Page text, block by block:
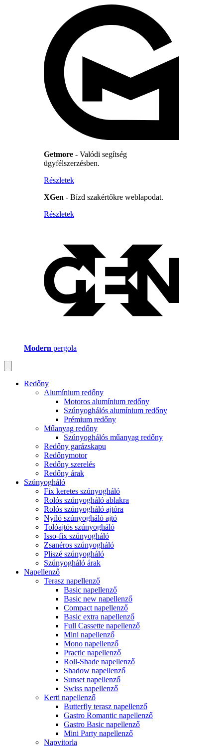
Getmore - Valódi segítség
ügyfélszerzésben.
Részletek
XGen - Bízd szakértőkre weblapodat.
Részletek
Modern pergola
Redőny
Alumínium redőny
Motoros alumínium redőny
Szúnyoghálós alumínium redőny
Prémium redőny
Műanyag redőny
Szúnyoghálós műanyag redőny
Redőny garázskapu
Redőnymotor
Redőny szerelés
Redőny árak
Szúnyogháló
Fix keretes szúnyogháló
Rolós szúnyogháló ablakra
Rolós szúnyogháló ajtóra
Nyíló szúnyogháló ajtó
Tolóajtós szúnyogháló
Isso-fix szúnyogháló
Zsanéros szúnyogháló
Pliszé szúnyogháló
Szúnyogháló árak
Napellenző
Terasz napellenző
Basic napellenző
Basic new napellenző
Compact napellenző
Basic extra napellenző
Full Cassette napellenző
Mini napellenző
Mono napellenző
Practic napellenző
Roll-Shade napellenző
Shadow napellenző
Sunset napellenző
Swiss napellenző
Kerti napellenző
Butterfly terasz napellenző
Gastro Romantic napellenző
Gastro Basic napellenző
Mini Party napellenző
Napvitorla